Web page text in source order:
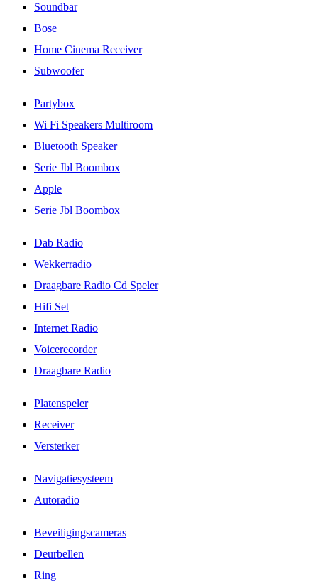
Soundbar
Bose
Home Cinema Receiver
Subwoofer
Partybox
Wi Fi Speakers Multiroom
Bluetooth Speaker
Serie Jbl Boombox
Apple
Serie Jbl Boombox
Dab Radio
Wekkerradio
Draagbare Radio Cd Speler
Hifi Set
Internet Radio
Voicerecorder
Draagbare Radio
Platenspeler
Receiver
Versterker
Navigatiesysteem
Autoradio
Beveiligingscameras
Deurbellen
Ring